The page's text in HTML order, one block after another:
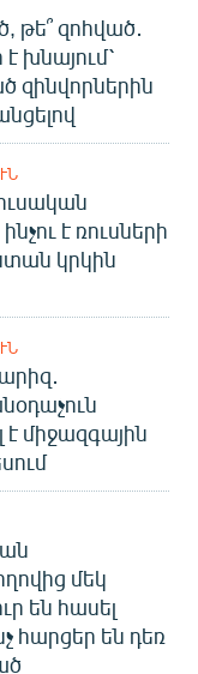
թե՞ զոհված․
խնայում՝
զինվորներին
է ռուսների
կրկին
է միջազգային
մեկ
են հասել
հարցեր են դեռ